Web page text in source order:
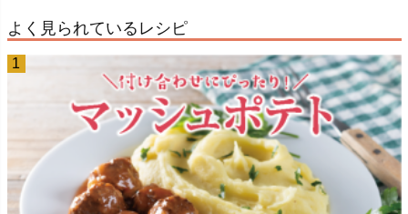
よく見られているレシピ